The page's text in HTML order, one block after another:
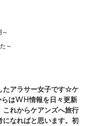
～
たアラサー女子です☆ケ
はWH情報を日々更新
これからケアンズへ旅行
なればと思います。初